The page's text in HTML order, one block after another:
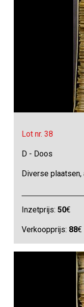
Lot nr. 38
D - Doos
Diverse
Inzetprijs:50€
Verkoopprijs: 88€